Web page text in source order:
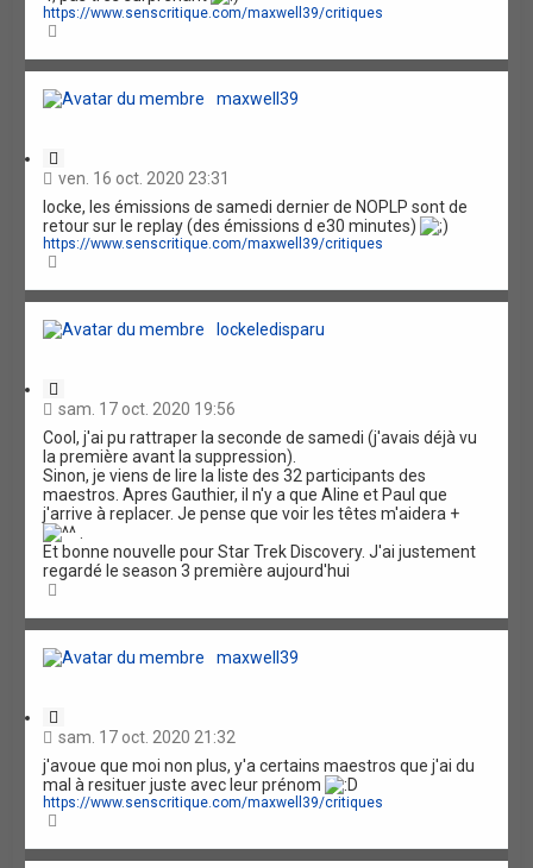
i
n
https://www.senscritique.com/maxwell39/critiques
u
maxwell39
i
a
t
i
n
ven. 16 oct. 2020 23:31
locke, les émissions de samedi dernier de NOPLP sont de
retour sur le replay (des émissions d e30 minutes)
https://www.senscritique.com/maxwell39/critiques
u
lockeledisparu
i
a
t
i
o
n
sam. 17 oct. 2020 19:56
Cool, j'ai pu rattraper la seconde de samedi (j'avais déjà vu
la première avant la suppression).
Sinon, je viens de lire la liste des 32 participants des
maestros. Apres Gauthier, il n'y a que Aline et Paul que
j'arrive à replacer. Je pense que voir les têtes m'aidera +
Et bonne nouvelle pour Star Trek Discovery. J'ai justement
regardé le season 3 première aujourd'hui
u
maxwell39
i
a
t
i
n
sam. 17 oct. 2020 21:32
j'avoue que moi non plus, y'a certains maestros que j'ai du
mal à resituer juste avec leur prénom
https://www.senscritique.com/maxwell39/critiques
u